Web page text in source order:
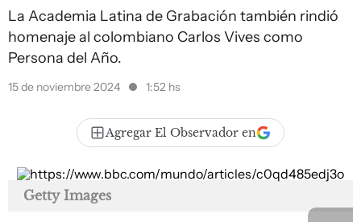
La Academia Latina de Grabación también rindió
homenaje al colombiano Carlos Vives como
Persona del Año.
15 de noviembre 2024 1:52 hs
Agregar El Observador en
Getty Images